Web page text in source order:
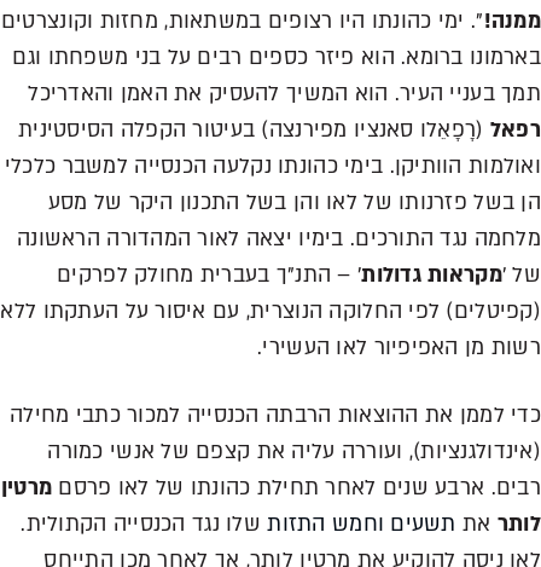
ממנה!". ימי כהונתו היו רצופים במשתאות, מחזות וקונצרטים
בארמונו ברומא. הוא פיזר כספים רבים על בני משפחתו וגם
תמך בעניי העיר. הוא המשיך להעסיק את האמן והאדריכל
רפאל (רָפָאֵלו סאנציו מפירנצה) בעיטור הקפלה הסיסטינית
ואולמות הוותיקן. בימי כהונתו נקלעה הכנסייה למשבר כלכלי
הן בשל פזרנותו של לאו והן בשל התכנון היקר של מסע
מלחמה נגד התורכים. בימיו יצאה לאור המהדורה הראשונה
של 'מקראות גדולות' – התנ"ך בעברית מחולק לפרקים
(קפיטלים) לפי החלוקה הנוצרית, עם איסור על העתקתו ללא
רשות מן האפיפיור לאו העשירי.
כדי לממן את ההוצאות הרבתה הכנסייה למכור כתבי מחילה
(אינדולגנציות), ועוררה עליה את קצפם של אנשי כמורה
רבים. ארבע שנים לאחר תחילת כהונתו של לאו פרסם מרטין
לותר את תשעים וחמש התזותשלו נגד הכנסייה הקתולית.
לאו ניסה להוקיע את מרטין לותר, אך לאחר מכן התייחס